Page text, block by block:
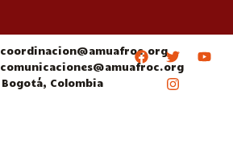
coordinacion@amuafroc.org
comunicaciones@amuafroc.org
Bogotá, Colombia